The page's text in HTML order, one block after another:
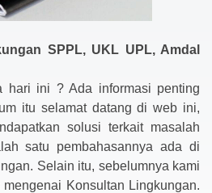
SPPL, UKL UPL, Amdal
hari ini ? Ada informasi penting
itu selamat datang di web ini,
solusi terkait masalah
satu pembahasannya ada di
Selain itu, sebelumnya kami
Konsultan Lingkungan.